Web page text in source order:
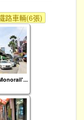
路車輛(6張)